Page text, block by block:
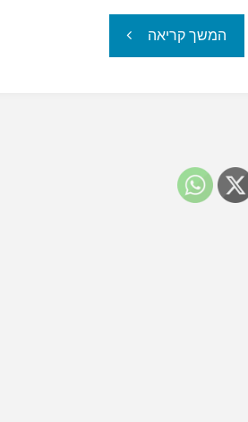
המשך קריאה"עלייה